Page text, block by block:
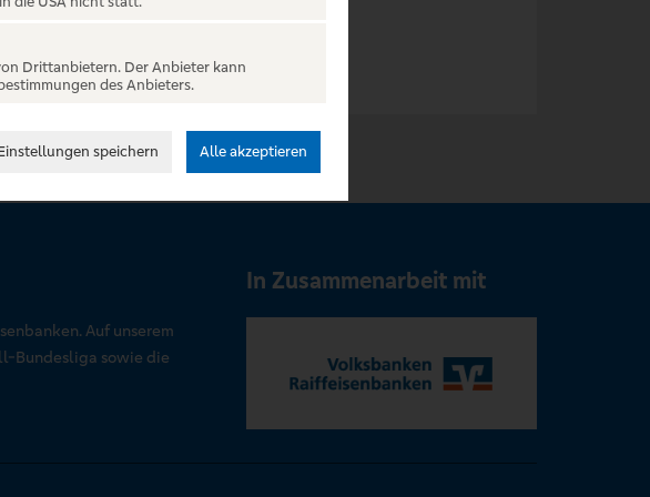
Auf unserem
Bundesliga sowie die
In Zusammenarbeit mit
Drittanbietern. Der Anbieter kann
des Anbieters.
speichern Alle akzeptieren